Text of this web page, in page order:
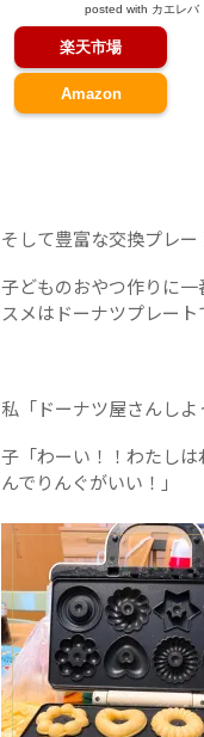
posted with カエレバ
楽天市場
Amazon
そして豊富な交換プレー
子どものおやつ作りに一
スメはドーナツプレート
私「ドーナツ屋さんしよ
子「わーい！！わたしは
んでりんぐがいい！」